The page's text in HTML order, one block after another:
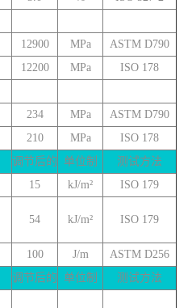
12900 MPa
ASTM D790
12200 MPa
ISO 178
234 MPa
ASTM D790
210 MPa
ISO 178
调节后的 单位制
测试方法
15 kJ/m²
ISO 179
54 kJ/m² ISO 179
100 J/m
ASTM D256
调节后的 单位制
测试方法